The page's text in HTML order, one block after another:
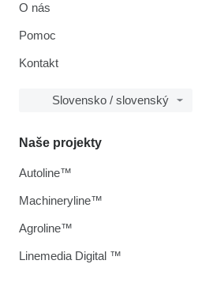
O nás
Pomoc
Kontakt
Slovensko / slovenský
Naše projekty
Autoline™
Machineryline™
Agroline™
Linemedia Digital ™